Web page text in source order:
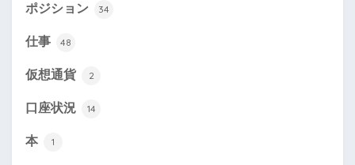
ポジション 34
仕事 48
仮想通貨 2
口座状況 14
本 1